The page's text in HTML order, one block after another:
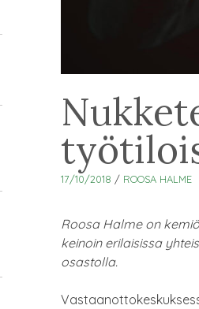
17/10/2018 / ROOSA HALME
Roosa Halme on
keinoin erilaisissa
osastolla.